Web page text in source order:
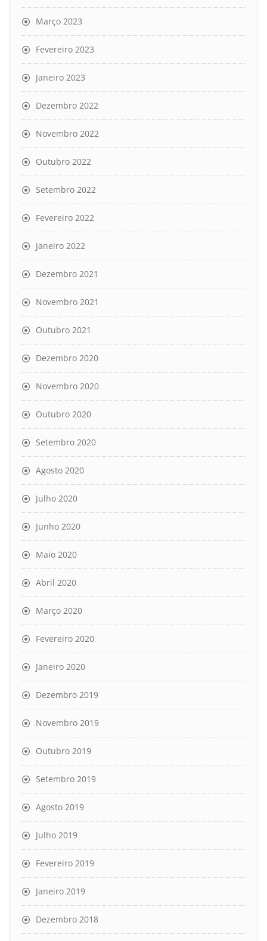
Março 2023
Fevereiro 2023
Janeiro 2023
Dezembro 2022
Novembro 2022
Outubro 2022
Setembro 2022
Fevereiro 2022
Janeiro 2022
Dezembro 2021
Novembro 2021
Outubro 2021
Dezembro 2020
Novembro 2020
Outubro 2020
Setembro 2020
Agosto 2020
Julho 2020
Junho 2020
Maio 2020
Abril 2020
Março 2020
Fevereiro 2020
Janeiro 2020
Dezembro 2019
Novembro 2019
Outubro 2019
Setembro 2019
Agosto 2019
Julho 2019
Fevereiro 2019
Janeiro 2019
Dezembro 2018